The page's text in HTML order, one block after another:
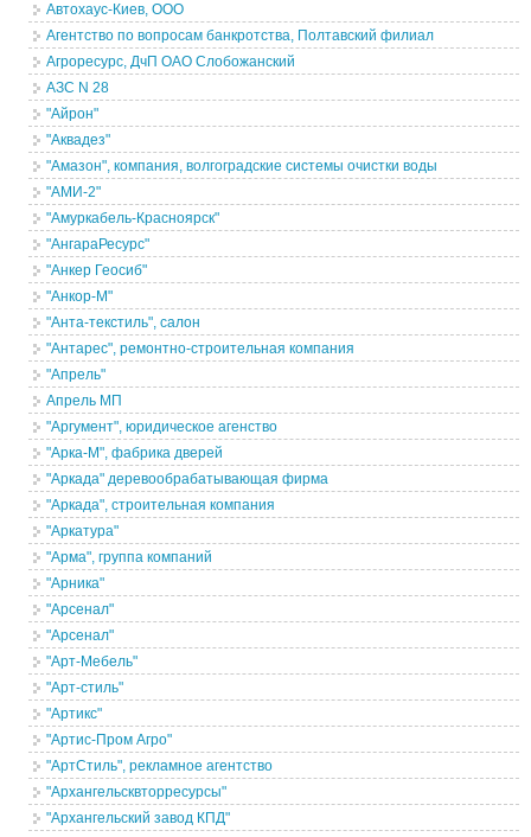
Автохаус-Киев, ООО
Агентство по вопросам банкротства, Полтавский филиал
Агроресурс, ДчП ОАО Слобожанский
АЗС N 28
"Айрон"
"Аквадез"
"Амазон", компания, волгоградские системы очистки воды
"АМИ-2"
"Амуркабель-Красноярск"
"АнгараРесурс"
"Анкер Геосиб"
"Анкор-М"
"Анта-текстиль", салон
"Антарес", ремонтно-строительная компания
"Апрель"
Апрель МП
"Аргумент", юридическое агенство
"Арка-М", фабрика дверей
"Аркада" деревообрабатывающая фирма
"Аркада", строительная компания
"Аркатура"
"Арма", группа компаний
"Арника"
"Арсенал"
"Арсенал"
"Арт-Мебель"
"Арт-стиль"
"Артикс"
"Артис-Пром Агро"
"АртСтиль", рекламное агентство
"Архангельсквторресурсы"
"Архангельский завод КПД"